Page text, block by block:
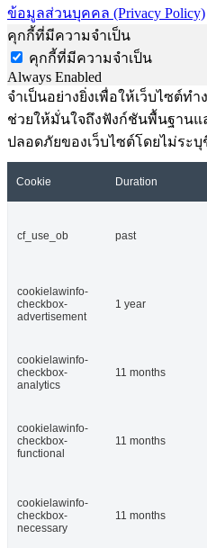
ข้อมูลส่วนบุคคล (Privacy Policy)
คุกกี้ที่มีความจำเป็น
คุกกี้ที่มีความจำเป็น
Always Enabled
จำเป็นอย่างยิ่งเพื่อให้เว็บไซต์ท
ช่วยให้มั่นใจถึงฟังก์ชันพื้นฐาน
ปลอดภัยของเว็บไซต์โดยไม่ระบุ
Cookie Duration
cf_use_ob past
cookielawinfo-
checkbox-
advertisement
1 year
cookielawinfo-
checkbox-
analytics
11 months
cookielawinfo-
checkbox-
functional
11 months
cookielawinfo-
checkbox-
necessary
11 months